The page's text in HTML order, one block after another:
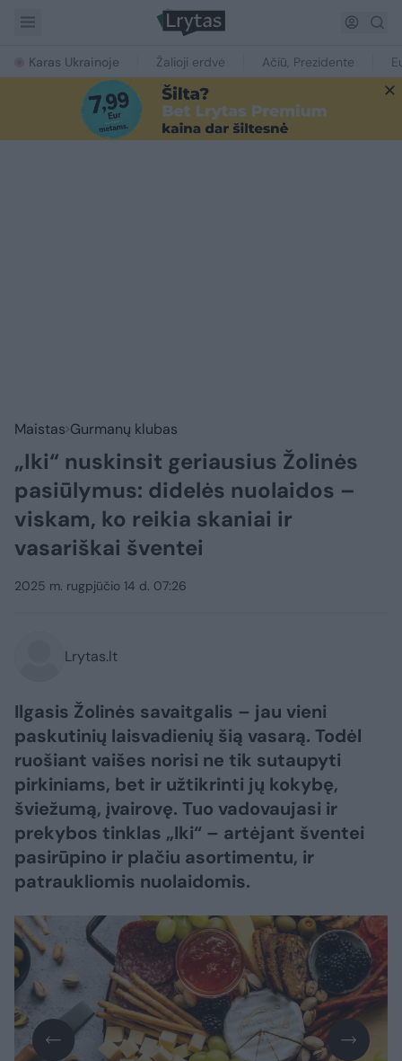
Karas Ukrainoje Žalioji erdvė Ačiū, Prezidente
Maistas Gurmanų klubas
„Iki“ nuskinsit geriausius Žolinės
pasiūlymus: didelės nuolaidos –
viskam, ko reikia skaniai ir
vasariškai šventei
2025 m. rugpjūčio 14 d. 07:26
Lrytas.lt
Ilgasis Žolinės savaitgalis – jau vieni
paskutinių laisvadienių šią vasarą. Todėl
ruošiant vaišes norisi ne tik sutaupyti
pirkiniams, bet ir užtikrinti jų kokybę,
šviežumą, įvairovę. Tuo vadovaujasi ir
prekybos tinklas „Iki“ – artėjant šventei
pasirūpino ir plačiu asortimentu, ir
patraukliomis nuolaidomis.